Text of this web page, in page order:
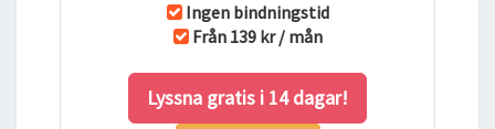
Ingen bindningstid
Från 139 kr / mån
Lyssna gratis i 14 dagar!